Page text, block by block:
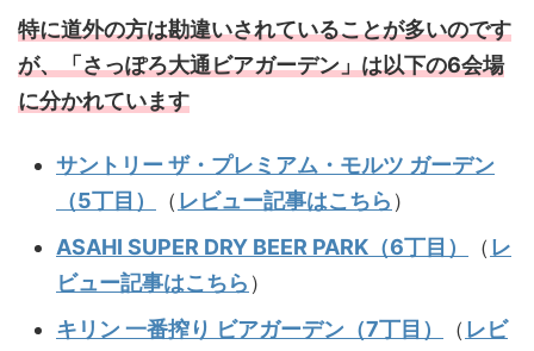
特に道外の方は勘違いされていることが多いのです
が、「さっぽろ大通ビアガーデン」は以下の6会場
に分かれています
サントリー ザ・プレミアム・モルツ ガーデン
（5丁目）
（ レビュー記事はこちら ）
ASAHI SUPER DRY BEER PARK（6丁目）
（ レ
ビュー記事はこちら ）
キリン 一番搾り ビアガーデン（7丁目）
（ レビ